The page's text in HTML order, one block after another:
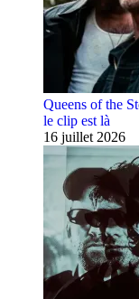
Queens of the
le clip est là
16 juillet 2026